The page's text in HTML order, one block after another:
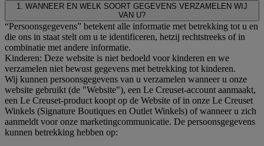
1. WANNEER EN WELK SOORT GEGEVENS VERZAMELEN WIJ
VAN U?
“Persoonsgegevens” betekent alle informatie met betrekking tot u en
die ons in staat stelt om u te identificeren, hetzij rechtstreeks of in
combinatie met andere informatie.
Kinderen: Deze website is niet bedoeld voor kinderen en we
verzamelen niet bewust gegevens met betrekking tot kinderen.
Wij kunnen persoonsgegevens van u verzamelen wanneer u onze
website gebruikt (de "Website"), een Le Creuset-account aanmaakt,
een Le Creuset-product koopt op de Website of in onze Le Creuset
Winkels (Signature Boutiques en Outlet Winkels) of wanneer u zich
aanmeldt voor onze marketingcommunicatie. De persoonsgegevens
kunnen betrekking hebben op: